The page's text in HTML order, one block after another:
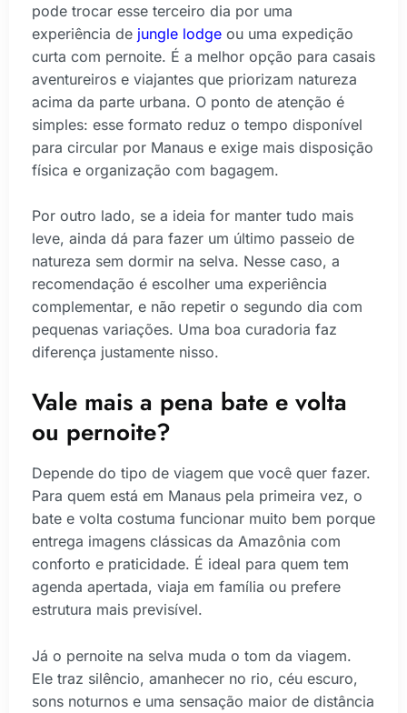
pode trocar esse terceiro dia por uma
experiência de jungle lodge ou uma expedição
curta com pernoite. É a melhor opção para casais
aventureiros e viajantes que priorizam natureza
acima da parte urbana. O ponto de atenção é
simples: esse formato reduz o tempo disponível
para circular por Manaus e exige mais disposição
física e organização com bagagem.
Por outro lado, se a ideia for manter tudo mais
leve, ainda dá para fazer um último passeio de
natureza sem dormir na selva. Nesse caso, a
recomendação é escolher uma experiência
complementar, e não repetir o segundo dia com
pequenas variações. Uma boa curadoria faz
diferença justamente nisso.
Vale mais a pena bate e volta
ou pernoite?
Depende do tipo de viagem que você quer fazer.
Para quem está em Manaus pela primeira vez, o
bate e volta costuma funcionar muito bem porque
entrega imagens clássicas da Amazônia com
conforto e praticidade. É ideal para quem tem
agenda apertada, viaja em família ou prefere
estrutura mais previsível.
Já o pernoite na selva muda o tom da viagem.
Ele traz silêncio, amanhecer no rio, céu escuro,
sons noturnos e uma sensação maior de distância